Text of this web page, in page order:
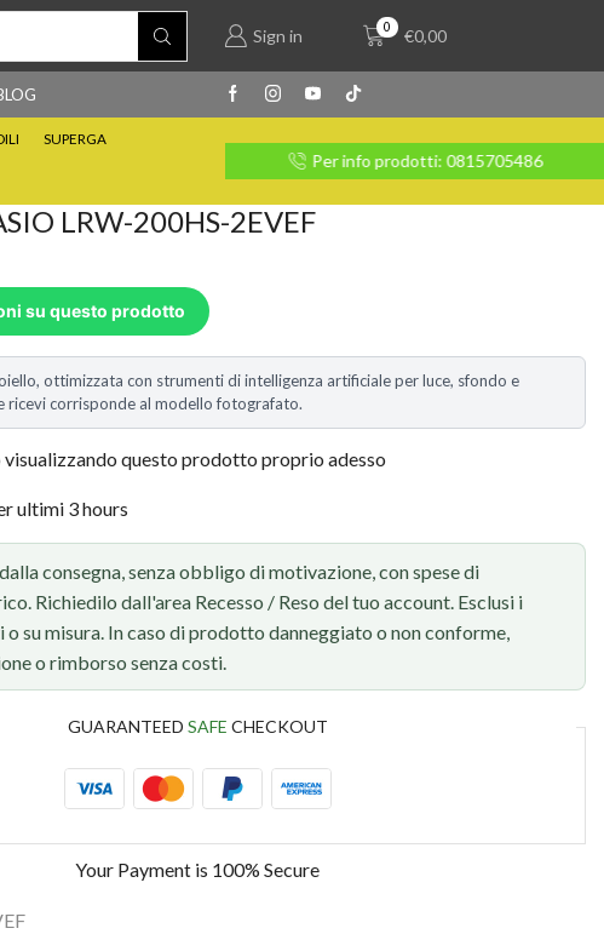
Sign in 0 €0,00
SUPERGA
Per info prodotti: 0815705486
LRW-200HS-2EVEF
su questo prodotto
ottimizzata con strumenti di intelligenza artificiale per luce, sfondo e
ricevi corrisponde al modello fotografato.
visualizzando questo prodotto proprio adesso
ultimi 3 hours
consegna, senza obbligo di motivazione, con spese di
Richiedilo dall'area Recesso / Reso del tuo account. Esclusi i
su misura. In caso di prodotto danneggiato o non conforme,
o rimborso senza costi.
GUARANTEED SAFE CHECKOUT
Your Payment is 100% Secure